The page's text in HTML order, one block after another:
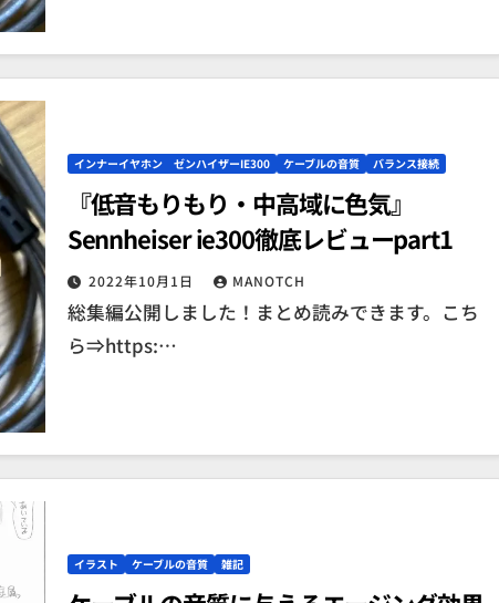
インナーイヤホン ゼンハイザーIE300 ケーブルの音質 バランス接続
『低音もりもり・中高域に色気』
Sennheiser ie300徹底レビューpart1
2022年10月1日 MANOTCH
総集編公開しました！まとめ読みできます。こち
ら⇒https:…
イラスト ケーブルの音質 雑記